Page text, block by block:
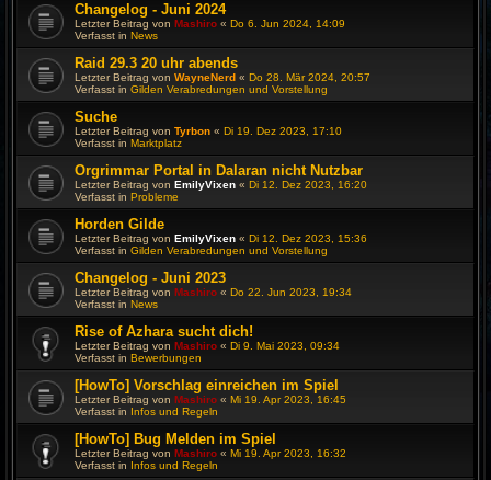
Changelog - Juni 2024
Letzter Beitrag von Mashiro « Do 6. Jun 2024, 14:09
Verfasst in News
Raid 29.3 20 uhr abends
Letzter Beitrag von WayneNerd « Do 28. Mär 2024, 20:57
Verfasst in Gilden Verabredungen und Vorstellung
Suche
Letzter Beitrag von Tyrbon « Di 19. Dez 2023, 17:10
Verfasst in Marktplatz
Orgrimmar Portal in Dalaran nicht Nutzbar
Letzter Beitrag von EmilyVixen « Di 12. Dez 2023, 16:20
Verfasst in Probleme
Horden Gilde
Letzter Beitrag von EmilyVixen « Di 12. Dez 2023, 15:36
Verfasst in Gilden Verabredungen und Vorstellung
Changelog - Juni 2023
Letzter Beitrag von Mashiro « Do 22. Jun 2023, 19:34
Verfasst in News
Rise of Azhara sucht dich!
Letzter Beitrag von Mashiro « Di 9. Mai 2023, 09:34
Verfasst in Bewerbungen
[HowTo] Vorschlag einreichen im Spiel
Letzter Beitrag von Mashiro « Mi 19. Apr 2023, 16:45
Verfasst in Infos und Regeln
[HowTo] Bug Melden im Spiel
Letzter Beitrag von Mashiro « Mi 19. Apr 2023, 16:32
Verfasst in Infos und Regeln